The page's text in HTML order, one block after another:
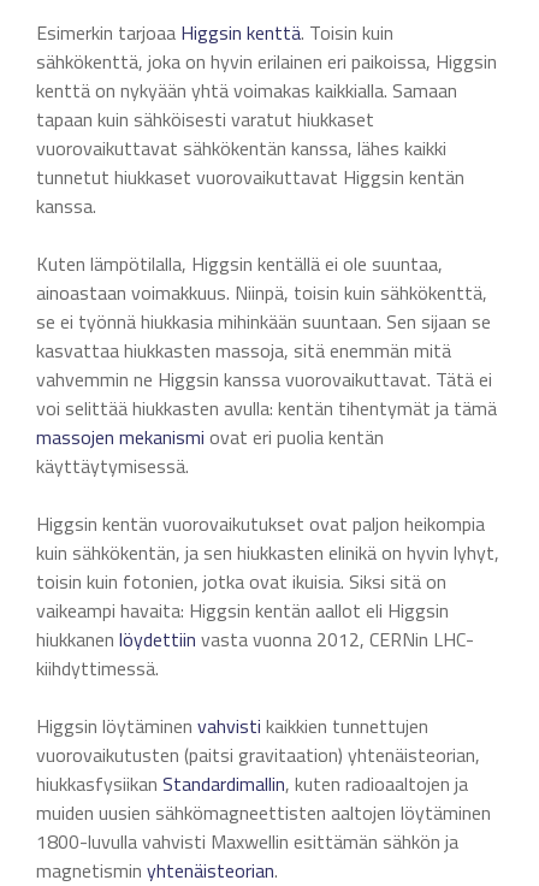
Esimerkin tarjoaa Higgsin kenttä. Toisin kuin
sähkökenttä, joka on hyvin erilainen eri paikoissa, Higgsin
kenttä on nykyään yhtä voimakas kaikkialla. Samaan
tapaan kuin sähköisesti varatut hiukkaset
vuorovaikuttavat sähkökentän kanssa, lähes kaikki
tunnetut hiukkaset vuorovaikuttavat Higgsin kentän
kanssa.
Kuten lämpötilalla, Higgsin kentällä ei ole suuntaa,
ainoastaan voimakkuus. Niinpä, toisin kuin sähkökenttä,
se ei työnnä hiukkasia mihinkään suuntaan. Sen sijaan se
kasvattaa hiukkasten massoja, sitä enemmän mitä
vahvemmin ne Higgsin kanssa vuorovaikuttavat. Tätä ei
voi selittää hiukkasten avulla: kentän tihentymät ja tämä
massojen mekanismi ovat eri puolia kentän
käyttäytymisessä.
Higgsin kentän vuorovaikutukset ovat paljon heikompia
kuin sähkökentän, ja sen hiukkasten elinikä on hyvin lyhyt,
toisin kuin fotonien, jotka ovat ikuisia. Siksi sitä on
vaikeampi havaita: Higgsin kentän aallot eli Higgsin
hiukkanen löydettiin vasta vuonna 2012, CERNin LHC-
kiihdyttimessä.
Higgsin löytäminen vahvisti kaikkien tunnettujen
vuorovaikutusten (paitsi gravitaation) yhtenäisteorian,
hiukkasfysiikan Standardimallin, kuten radioaaltojen ja
muiden uusien sähkömagneettisten aaltojen löytäminen
1800-luvulla vahvisti Maxwellin esittämän sähkön ja
magnetismin yhtenäisteorian.